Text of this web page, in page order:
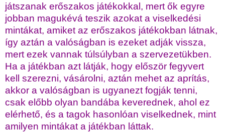
játszanak erőszakos játékokkal, mert ők egyre
jobban magukévá teszik azokat a viselkedési
mintákat, amiket az erőszakos játékokban látnak,
így aztán a valóságban is ezeket adják vissza,
mert ezek vannak túlsúlyban a szervezetükben.
Ha a játékban azt látják, hogy először fegyvert
kell szerezni, vásárolni, aztán mehet az aprítás,
akkor a valóságban is ugyanezt fogják tenni,
csak előbb olyan bandába keverednek, ahol ez
elérhető, és a tagok hasonlóan viselkednek, mint
amilyen mintákat a játékban láttak.